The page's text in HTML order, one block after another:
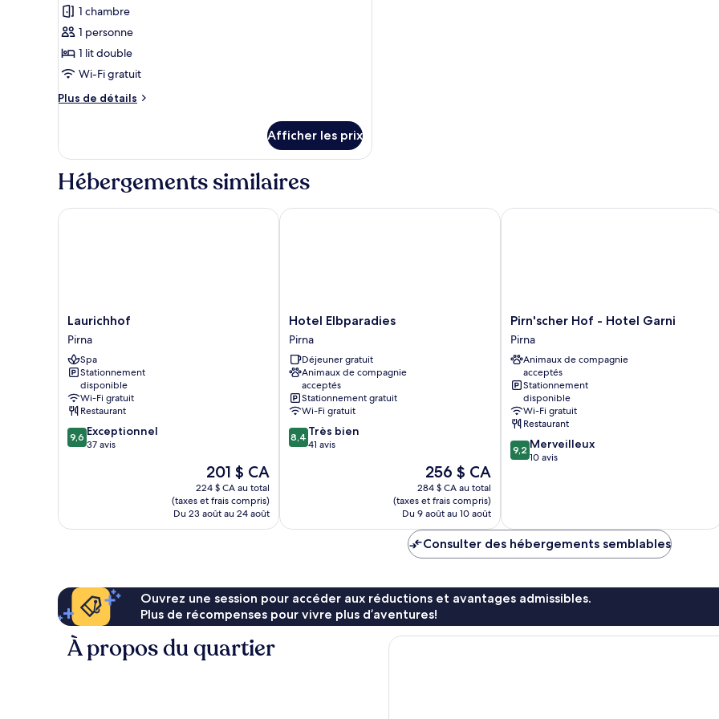
photos
pour
ce
type
chambre :
double
1 chambre
1 personne
1 lit double
Wi-Fi gratuit
Plus de détails
Plus
Chambre
Junior
double
Afficher les prix
Hébergements similaires
Laurichhof
Pirna
Laurichhof
Pirna
Spa
Stationnement
disponible
Wi-Fi gratuit
Restaurant
9.6
sur
9,6 Exceptionnel
37 avis
Le
prix
est
de
201 $ CA
201 $ CA
224 $ CA au total
(taxes et frais compris)
Du 23 août au 24 août
Laurichhof
Hotel
Elbparadies
Pirna
Hotel Elbparadies
Pirna
Déjeuner gratuit
Animaux de compagnie
acceptés
Stationnement gratuit
Wi-Fi gratuit
8.4
sur
8,4 Très bien
41 avis
Le
prix
est
de
256 $ CA
256 $ CA
284 $ CA au total
(taxes et frais compris)
Du 9 août au 10 août
Hotel Elbparadies
Pirn'scher
Hof
-
Hotel
Garni
Pirna
Pirn'scher Hof - Hotel Garni
Pirna
Animaux de compagnie
acceptés
Stationnement
disponible
Wi-Fi gratuit
Restaurant
9.2
sur
9,2 Merveilleux
10 avis
Pirn'scher Hof - Hotel Garni
Consulter des hébergements semblables
Ouvrez une session pour accéder aux réductions et avantages admissibles.
Plus de récompenses pour vivre plus d’aventures!
À propos du quartier